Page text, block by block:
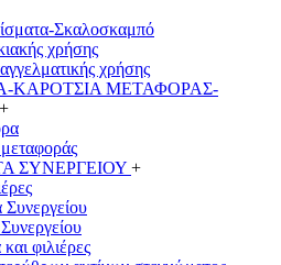
Σκαλοσκαμπό
χρήσης
χρήσης
ΚΑΡΟΤΣΙΑ ΜΕΤΑΦΟΡΑΣ-
+
ΣΥΝΕΡΓΕΙΟΥ +
Συνεργείου
φιλιέρες